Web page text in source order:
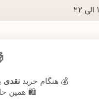
💰 هنگام خرید نقدی
🛍️ همین
عطر و ادکلن نقره جاتبدلیجات